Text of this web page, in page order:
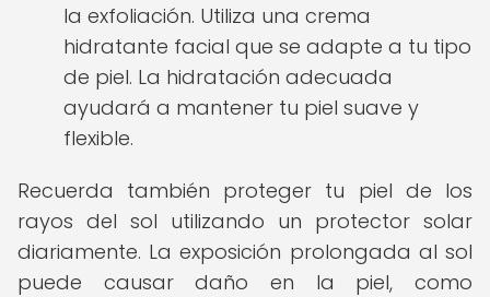
la exfoliación. Utiliza una crema
hidratante facial que se adapte a tu tipo
de piel. La hidratación adecuada
ayudará a mantener tu piel suave y
flexible.
Recuerda también proteger tu piel de los
rayos del sol utilizando un protector solar
diariamente. La exposición prolongada al sol
puede causar daño en la piel, como